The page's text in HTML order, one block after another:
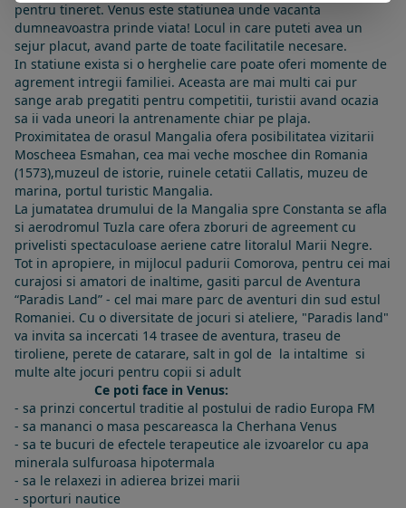
pentru tineret. Venus este statiunea unde vacanta
dumneavoastra prinde viata! Locul in care puteti avea un
sejur placut, avand parte de toate facilitatile necesare.
In statiune exista si o herghelie care poate oferi momente de
agrement intregii familiei. Aceasta are mai multi cai pur
sange arab pregatiti pentru competitii, turistii avand ocazia
sa ii vada uneori la antrenamente chiar pe plaja.
Proximitatea de orasul Mangalia ofera posibilitatea vizitarii
Moscheea Esmahan, cea mai veche moschee din Romania
(1573),muzeul de istorie, ruinele cetatii Callatis, muzeu de
marina, portul turistic Mangalia.
La jumatatea drumului de la Mangalia spre Constanta se afla
si aerodromul Tuzla care ofera zboruri de agreement cu
privelisti spectaculoase aeriene catre litoralul Marii Negre.
Tot in apropiere, in mijlocul padurii Comorova, pentru cei mai
curajosi si amatori de inaltime, gasiti parcul de Aventura
“Paradis Land” - cel mai mare parc de aventuri din sud estul
Romaniei. Cu o diversitate de jocuri si ateliere, "Paradis land"
va invita sa incercati 14 trasee de aventura, traseu de
tiroliene, perete de catarare, salt in gol de la intaltime si
multe alte jocuri pentru copii si adult
Ce poti face in Venus:
- sa prinzi concertul traditie al postului de radio Europa FM
- sa mananci o masa pescareasca la Cherhana Venus
- sa te bucuri de efectele terapeutice ale izvoarelor cu apa
minerala sulfuroasa hipotermala
- sa le relaxezi in adierea brizei marii
- sporturi nautice